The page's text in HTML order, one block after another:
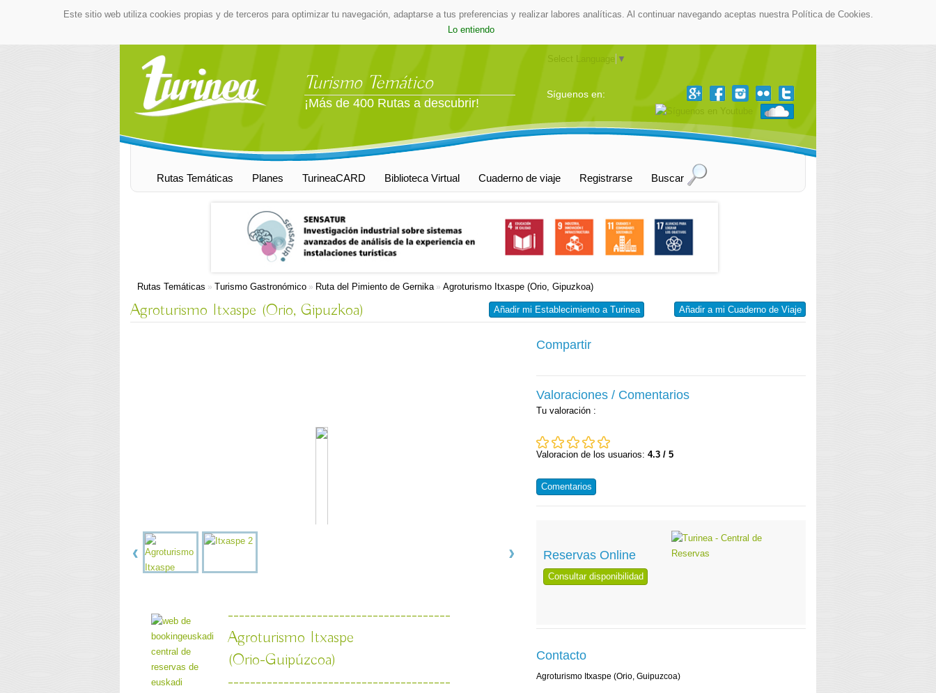
Este sitio web utiliza cookies propias y de terceros para optimizar tu navegación, adaptarse a tus preferencias y realizar labores analíticas. Al continuar navegando aceptas nuestra Política de Cookies.
Lo entiendo
Turismo Temático
¡Más de 400 Rutas a descubrir!
Select Language ▼
Síguenos en:
Rutas Temáticas Planes TurineaCARD Biblioteca Virtual Cuaderno de viaje Registrarse Buscar
Rutas Temáticas » Turismo Gastronómico » Ruta del Pimiento de Gernika» Agroturismo Itxaspe (Orio, Gipuzkoa)
Añadir a mi Cuaderno de Viaje
Añadir mi Establecimiento a Turinea
Agroturismo Itxaspe (Orio, Gipuzkoa)
----------------------------------------
Agroturismo Itxaspe
(Orio-Guipúzcoa)
----------------------------------------
Compartir
Valoraciones / Comentarios
Tu valoración :
Valoracion de los usuarios:4.3 / 5
Comentarios
Reservas Online
Consultar disponibilidad
Contacto
Agroturismo Itxaspe (Orio, Guipuzcoa)